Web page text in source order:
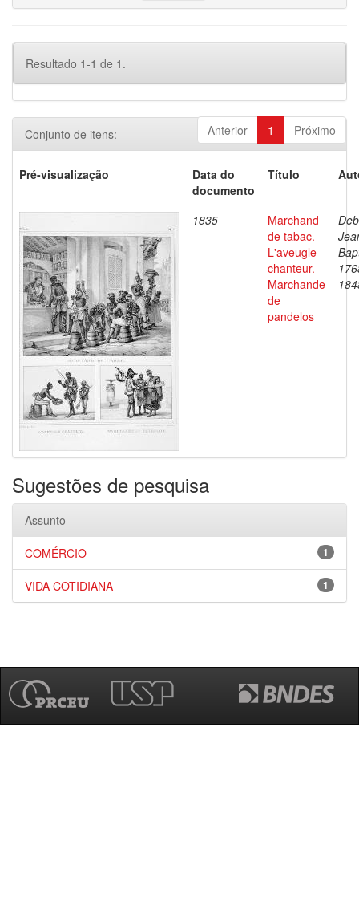
Resultado 1-1 de 1.
Anterior 1 Próximo
Conjunto de itens:
Pré-visualização
Data do
documento
Título
1835
Marchand
de tabac.
L'aveugle
chanteur.
Marchande
de
pandelos
Sugestões de pesquisa
Assunto
1
COMÉRCIO
1
VIDA COTIDIANA